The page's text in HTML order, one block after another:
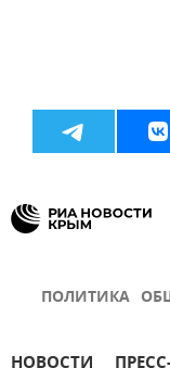
ПОЛИТИКА